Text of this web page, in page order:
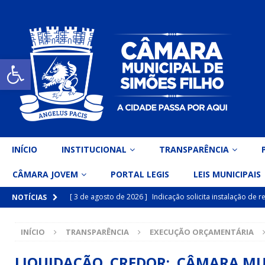
Open toolbar
INÍCIO INSTITUCIONAL TRANSPARÊNCIA
CÂMARA JOVEM PORTAL LEGIS LEIS MUNICIPAIS
NOTÍCIAS [ 3 de agosto de 2026 ] Indicação solicita instalação de
inclusiva
DESTAQUE
[ 15 de julho de 2026 ] Vereador Belo Gazineu
INÍCIO TRANSPARÊNCIA EXECUÇÃO ORÇAMENTÁRIA